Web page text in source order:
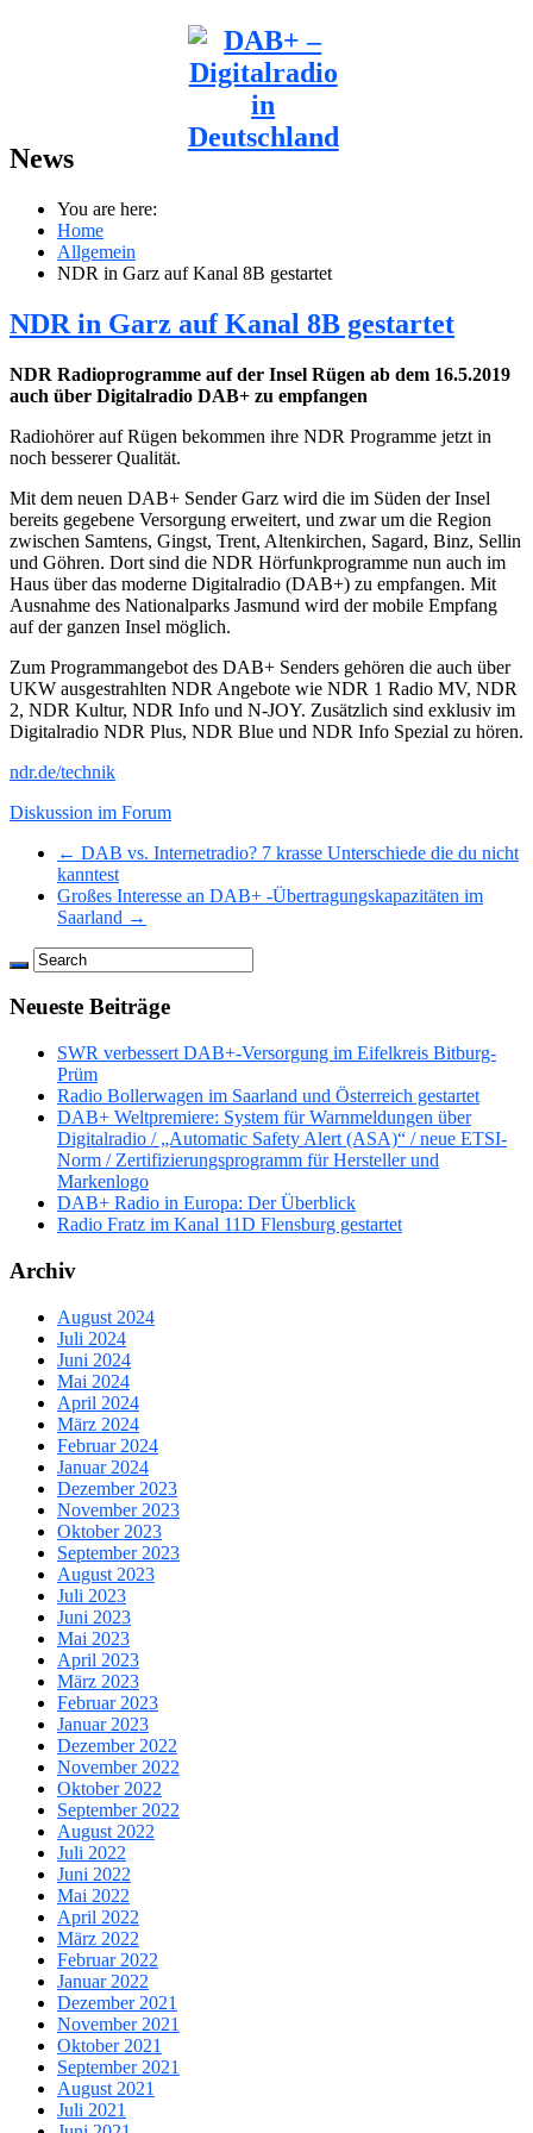
News
You are here:
Home
Allgemein
NDR in Garz auf Kanal 8B gestartet
NDR in Garz auf Kanal 8B gestartet
NDR Radioprogramme auf der Insel Rügen ab dem 16.5.2019
auch über Digitalradio DAB+ zu empfangen
Radiohörer auf Rügen bekommen ihre NDR Programme jetzt in
noch besserer Qualität.
Mit dem neuen DAB+ Sender Garz wird die im Süden der Insel
bereits gegebene Versorgung erweitert, und zwar um die Region
zwischen Samtens, Gingst, Trent, Altenkirchen, Sagard, Binz, Sellin
und Göhren. Dort sind die NDR Hörfunkprogramme nun auch im
Haus über das moderne Digitalradio (DAB+) zu empfangen. Mit
Ausnahme des Nationalparks Jasmund wird der mobile Empfang
auf der ganzen Insel möglich.
Zum Programmangebot des DAB+ Senders gehören die auch über
UKW ausgestrahlten NDR Angebote wie NDR 1 Radio MV, NDR
2, NDR Kultur, NDR Info und N-JOY. Zusätzlich sind exklusiv im
Digitalradio NDR Plus, NDR Blue und NDR Info Spezial zu hören.
ndr.de/technik
Diskussion im Forum
← DAB vs. Internetradio? 7 krasse Unterschiede die du nicht
kanntest
Großes Interesse an DAB+ -Übertragungskapazitäten im
Saarland →
Neueste Beiträge
SWR verbessert DAB+-Versorgung im Eifelkreis Bitburg-
Prüm
Radio Bollerwagen im Saarland und Österreich gestartet
DAB+ Weltpremiere: System für Warnmeldungen über
Digitalradio / „Automatic Safety Alert (ASA)“ / neue ETSI-
Norm / Zertifizierungsprogramm für Hersteller und
Markenlogo
DAB+ Radio in Europa: Der Überblick
Radio Fratz im Kanal 11D Flensburg gestartet
Archiv
August 2024
Juli 2024
Juni 2024
Mai 2024
April 2024
März 2024
Februar 2024
Januar 2024
Dezember 2023
November 2023
Oktober 2023
September 2023
August 2023
Juli 2023
Juni 2023
Mai 2023
April 2023
März 2023
Februar 2023
Januar 2023
Dezember 2022
November 2022
Oktober 2022
September 2022
August 2022
Juli 2022
Juni 2022
Mai 2022
April 2022
März 2022
Februar 2022
Januar 2022
Dezember 2021
November 2021
Oktober 2021
September 2021
August 2021
Juli 2021